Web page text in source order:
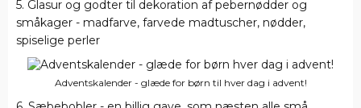
5. Glasur og godter til dekoration af pebernødder og
småkager - madfarve, farvede madtuscher, nødder,
spiselige perler
Adventskalender - glæde for børn til hver dag i advent!